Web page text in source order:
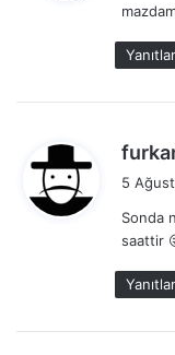
5
Sonda
saattir